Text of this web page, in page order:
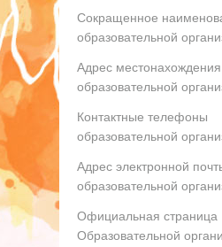
Сокращенное
образовательной
Адрес местонахождения
образовательной
Контактные телефоны
образовательной
Адрес электронной
образовательной
Официальная страница
Образовательной